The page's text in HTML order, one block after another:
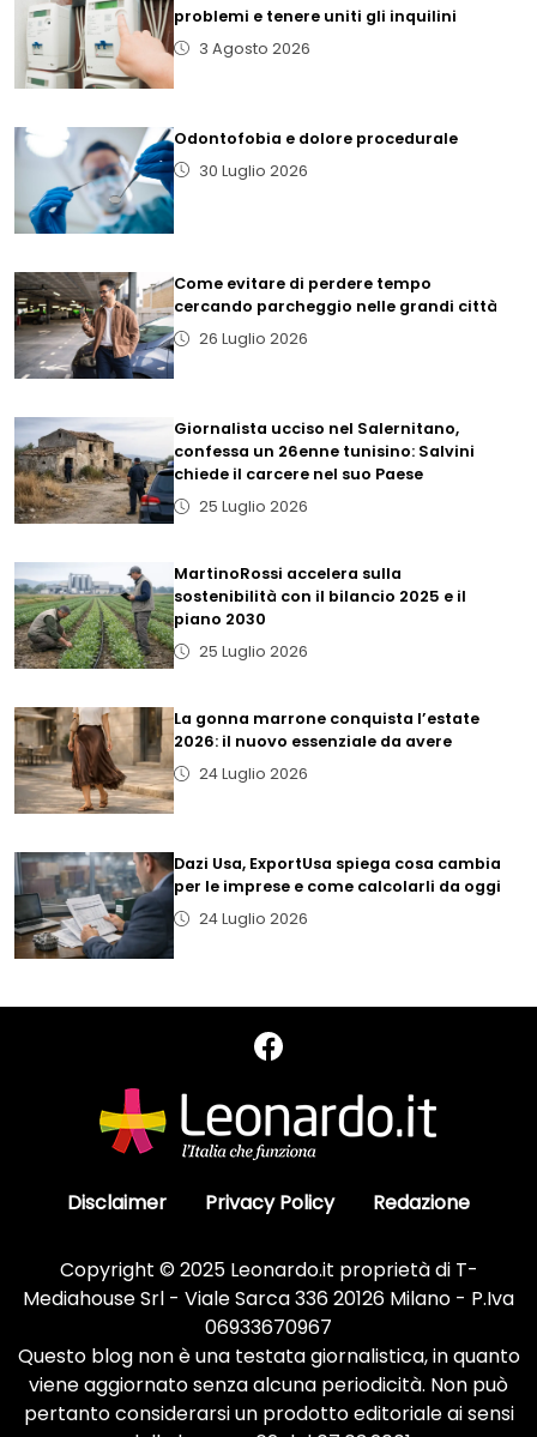
problemi e tenere uniti gli inquilini
3 Agosto 2026
Odontofobia e dolore procedurale
30 Luglio 2026
Come evitare di perdere tempo
cercando parcheggio nelle grandi città
26 Luglio 2026
Giornalista ucciso nel Salernitano,
confessa un 26enne tunisino: Salvini
chiede il carcere nel suo Paese
25 Luglio 2026
MartinoRossi accelera sulla
sostenibilità con il bilancio 2025 e il
piano 2030
25 Luglio 2026
La gonna marrone conquista l’estate
2026: il nuovo essenziale da avere
24 Luglio 2026
Dazi Usa, ExportUsa spiega cosa cambia
per le imprese e come calcolarli da oggi
24 Luglio 2026
Disclaimer Privacy Policy Redazione
Copyright © 2025 Leonardo.it proprietà di T-
Mediahouse Srl - Viale Sarca 336 20126 Milano - P.Iva
06933670967
Questo blog non è una testata giornalistica, in quanto
viene aggiornato senza alcuna periodicità. Non può
pertanto considerarsi un prodotto editoriale ai sensi